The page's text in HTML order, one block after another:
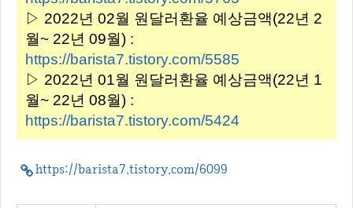
▷ 2022년 02월 원달러환율 예상금액(22년 2
월~ 22년 09월) :
https://barista7.tistory.com/5585
▷ 2022년 01월 원달러환율 예상금액(22년 1
월~ 22년 08월) :
https://barista7.tistory.com/5424
https://barista7.tistory.com/6099